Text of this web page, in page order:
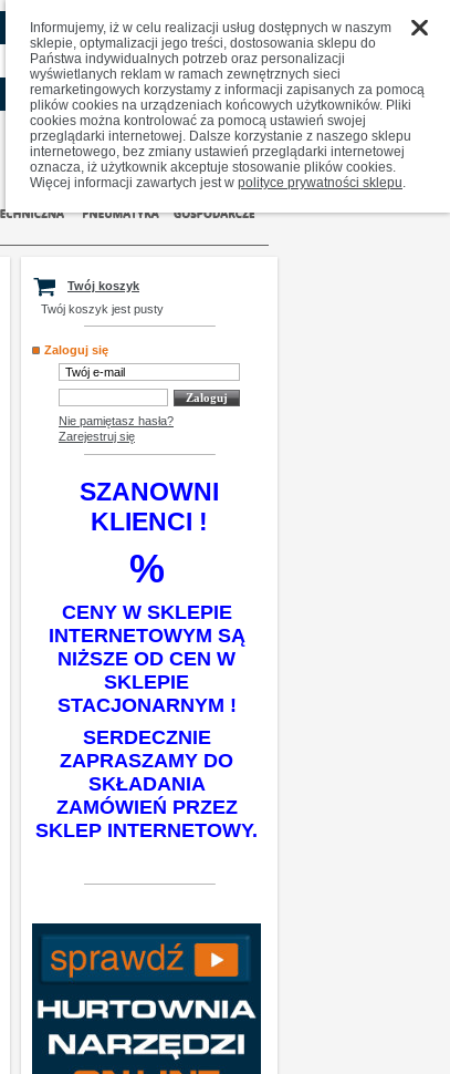
zaawansowane
Twój koszyk
Twój koszyk jest pusty
Zaloguj się
Nie pamiętasz hasła?
Zarejestruj się
SZANOWNI
KLIENCI !
%
CENY W SKLEPIE
INTERNETOWYM SĄ
NIŻSZE OD CEN W
SKLEPIE
STACJONARNYM !
SERDECZNIE
ZAPRASZAMY DO
SKŁADANIA
ZAMÓWIEŃ PRZEZ
SKLEP INTERNETOWY.
Informujemy, iż w celu realizacji usług dostępnych w naszym
sklepie, optymalizacji jego treści, dostosowania sklepu do
Państwa indywidualnych potrzeb oraz personalizacji
wyświetlanych reklam w ramach zewnętrznych sieci
remarketingowych korzystamy z informacji zapisanych za pomocą
plików cookies na urządzeniach końcowych użytkowników. Pliki
cookies można kontrolować za pomocą ustawień swojej
przeglądarki internetowej. Dalsze korzystanie z naszego sklepu
internetowego, bez zmiany ustawień przeglądarki internetowej
oznacza, iż użytkownik akceptuje stosowanie plików cookies.
Więcej informacji zawartych jest w polityce prywatności sklepu.